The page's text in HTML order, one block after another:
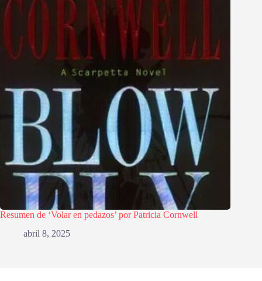
Resumen de ‘Volar en pedazos’ por Patricia Cornwell
abril 8, 2025